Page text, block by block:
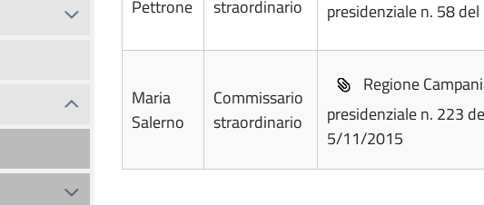
Pettrone
straordinario
presidenziale n. 58
Maria
Salerno
Commissario
straordinario
Regione
presidenziale n. 223
5/11/2015